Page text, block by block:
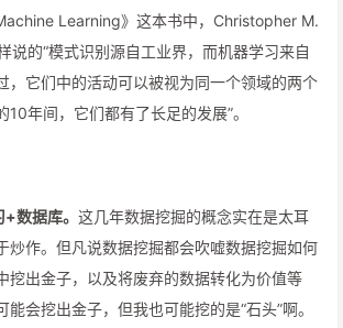
Learning》这本书中，Christopher M.
说的“模式识别源自工业界，而机器学习来自
，它们中的活动可以被视为同一个领域的两个
10年间，它们都有了长足的发展”。
数据库。 这几年数据挖掘的概念实在是太耳
炒作。但凡说数据挖掘都会吹嘘数据挖掘如何
挖出金子，以及将废弃的数据转化为价值等
会挖出金子，但我也可能挖的是“石头”啊。